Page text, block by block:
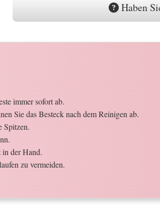
Haben
immer sofort ab.
Sie das Besteck nach dem Reinigen ab.
Spitzen.
in der Hand.
zu vermeiden.